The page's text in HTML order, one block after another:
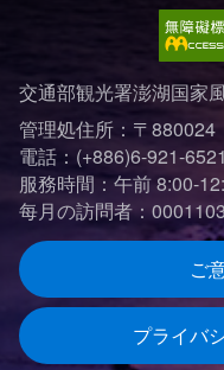
交通部観光署澎湖国家
管理処住所：〒
電話：(+886)6-921-6521
服務時間：午前 8:00-
每月の訪問者：
ご
プライバ